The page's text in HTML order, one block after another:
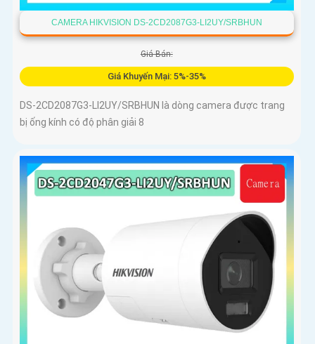
CAMERA HIKVISION DS-2CD2087G3-LI2UY/SRBHUN
Giá Bán:
Giá Khuyến Mại: 5%-35%
DS-2CD2087G3-LI2UY/SRBHUN là dòng camera được trang
bị ống kính có độ phân giải 8